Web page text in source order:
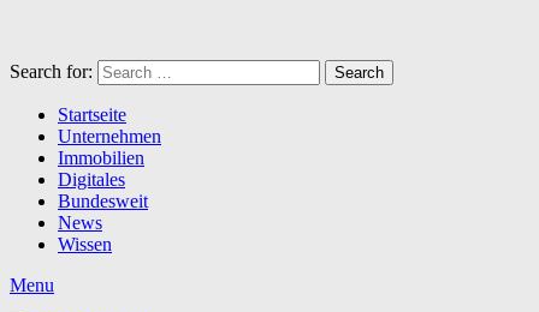
Search for: Search
Startseite
Unternehmen
Immobilien
Digitales
Bundesweit
News
Wissen
Menu